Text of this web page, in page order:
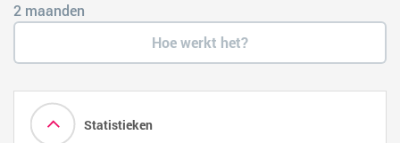
2 maanden
Hoe werkt het?
Statistieken